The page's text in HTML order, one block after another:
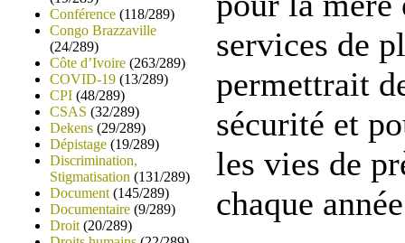
Conférence (118/289)
Congo Brazzaville
(24/289)
Côte d’Ivoire (263/289)
COVID-19 (13/289)
CPI (48/289)
CSAS (32/289)
Dekens (29/289)
Dépistage (19/289)
Discrimination,
Stigmatisation (131/289)
Document (145/289)
Documentaire (9/289)
Droit (20/289)
services de
permettrait
sécurité et
les vies de
chaque